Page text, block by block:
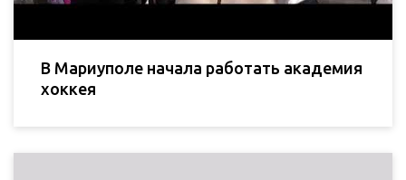
В Мариуполе начала работать академия
хоккея